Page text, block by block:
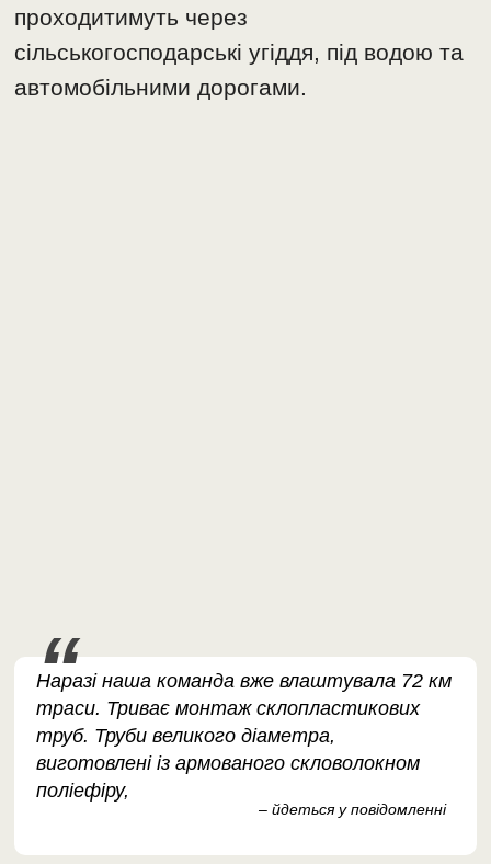
проходитимуть через
сільськогосподарські угіддя, під водою та
автомобільними дорогами.
Наразі наша команда вже влаштувала 72 км
траси. Триває монтаж склопластикових
труб. Труби великого діаметра,
виготовлені із армованого скловолокном
поліефіру,
– йдеться у повідомленні